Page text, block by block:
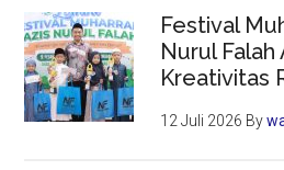
Festival
Nurul Falah
Kreativitas
12 Juli 2026 By